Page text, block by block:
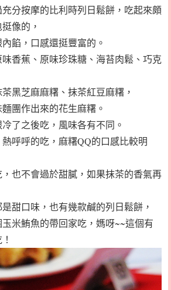
分按摩的比利時列日鬆餅，吃起來頗
像的，
餡，口感還挺豐富的。
香蕉、原味珍珠糖、海苔肉鬆、巧克
黑芝麻麻糬、抹茶紅豆麻糬，
團作出來的花生麻糬。
了之後吃，風味各有不同。
呼呼的吃，麻糬QQ的口感比較明
也不會過於甜膩，如果抹茶的香氣再
甜口味，也有幾款鹹的列日鬆餅，
米鮪魚的帶回家吃，媽呀~~這個有